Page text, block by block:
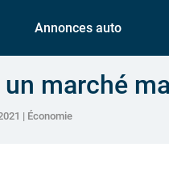
Annonces auto
marché
| Économie